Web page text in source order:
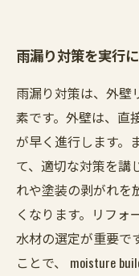
雨漏り対策を実行
雨漏り対策は、外壁
素です。外壁は、直
が早く進行します。
て、適切な対策を講
れや塗装の剥がれを
くなります。リフォ
水材の選定が重要で
ことで、 moisture